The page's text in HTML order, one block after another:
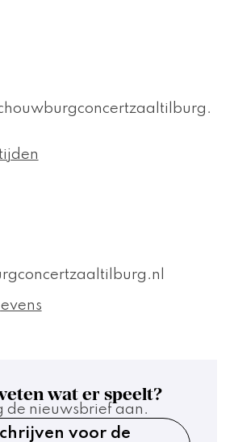
wat er speelt?
de nieuwsbrief aan.
voor de